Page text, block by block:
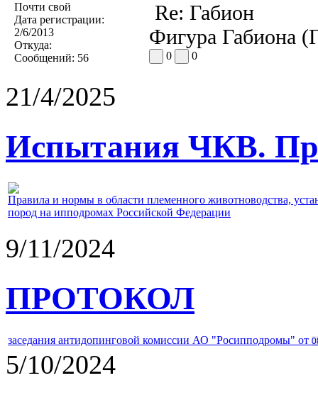
Почти свой
Дата регистрации:
2/6/2013
Откуда:
Сообщений: 56
Re: Габион
Фигура Габиона
0 0
21/4/2025
Испытания ЧКВ.
Правила и нормы в области племенного животноводства,
пород на ипподромах Российской Федерации
9/11/2024
ПРОТОКОЛ
заседания антидопинговой комиссии АО "Росипподромы" от
5/10/2024